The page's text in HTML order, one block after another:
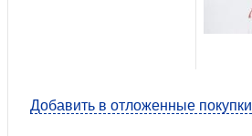
Добавить в отложенные покупки